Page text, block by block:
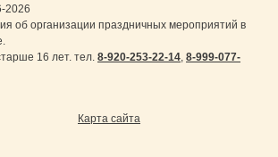
2026
об организации праздничных мероприятий в
16 лет. тел. 8-920-253-22-14, 8-999-077-
Карта сайта